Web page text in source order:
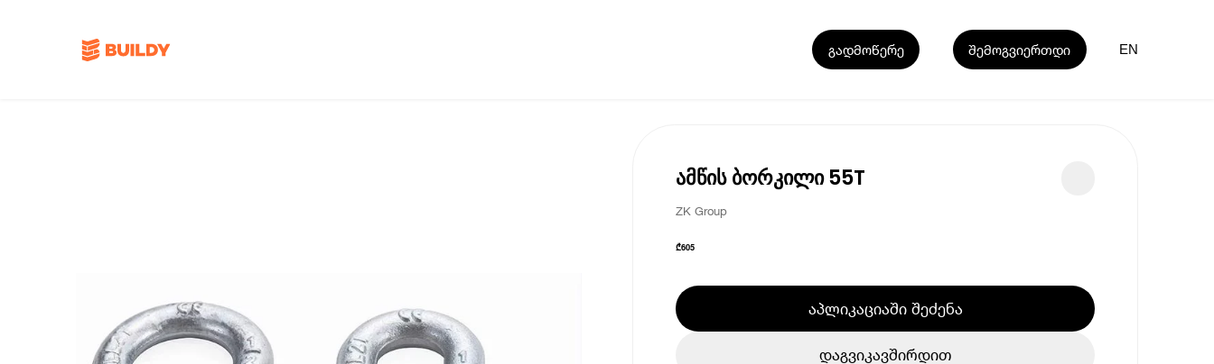
გადმოწერე შემოგვიერთდი EN
ამწის ბორკილი 55T
ZK Group
₾605
აპლიკაციაში შეძენა
დაგვიკავშირდით